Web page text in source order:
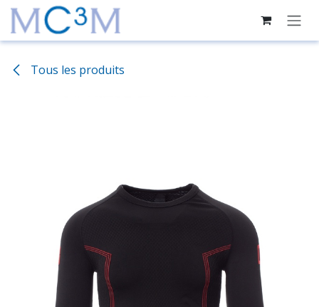
Se rendre au contenu
Tous les produits